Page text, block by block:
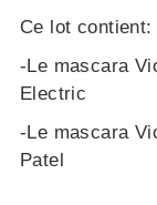
Ce lot contient:
-Le mascara
Electric
-Le mascara
Patel